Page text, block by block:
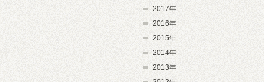
2017年
2016年
2015年
2014年
2013年